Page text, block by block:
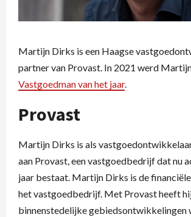
Martijn Dirks is een Haagse
partner van Provast. In 2021 werd
Vastgoedman van het jaar.
Provast
Martijn Dirks is als
aan Provast, een vastgoedbedrijf dat nu
jaar bestaat. Martijn Dirks is de
het vastgoedbedrijf. Met Provast heeft
binnenstedelijke gebiedsontwikkelingen